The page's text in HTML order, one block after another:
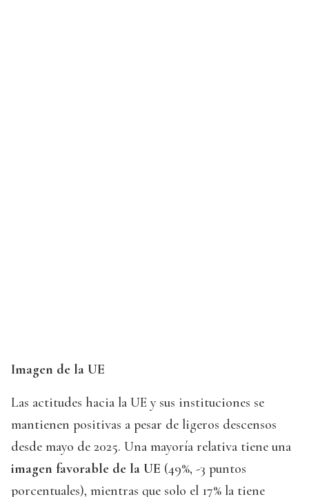
Imagen de la UE
Las actitudes hacia la UE y sus instituciones se
mantienen positivas a pesar de ligeros descensos
desde mayo de 2025. Una mayoría relativa tiene una
imagen favorable de la UE (49%, -3 puntos
porcentuales), mientras que solo el 17% la tiene